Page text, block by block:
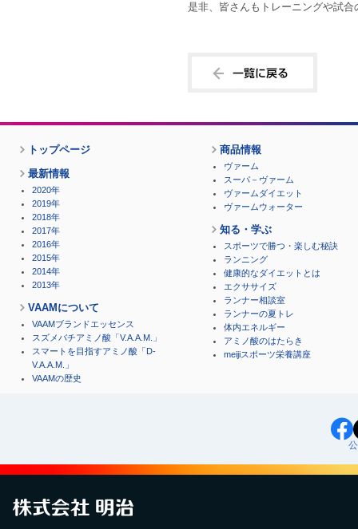
是非、皆さんもトレーニングや試
トップページ
最新情報
2020年
2019年
2018年
2017年
2016年
2015年
2014年
2013年
VAAMについて
VAAMブランドエッセンス
スズメバチアミノ酸「V.A.A.M.」
スマートを目指すアミノ酸「D-
V.A.A.M.」
VAAMの歴史
商品情報
ヴァーム
スーパ－ヴァーム
ヴァームダイエット
ヴァームウォーター
知る・学ぶ
スポーツで勝つ・楽しむ秘訣
ランニング
健康的なダイエットとは
エクササイズ
ランナー相談室
ランナーの夏トレ
体内エネルギー
アミノ酸のはたらき
meijiスポーツ栄養講座